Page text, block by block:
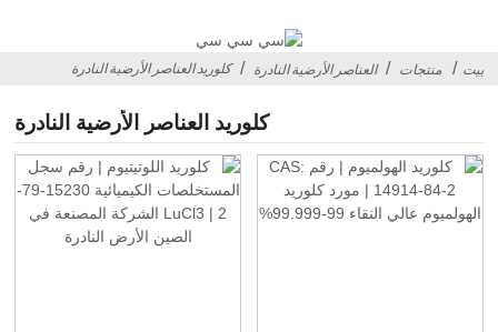
بيت منتجات العناصر الأرضية النادرة كلوريد العناصر الأرضية النادرة
كلوريد العناصر الأرضية النادرة